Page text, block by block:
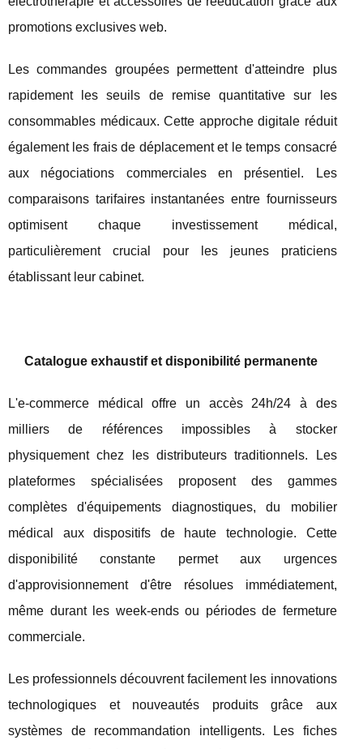
promotions exclusives web.
Les commandes groupées permettent d'atteindre plus
rapidement les seuils de remise quantitative sur les
consommables médicaux. Cette approche digitale réduit
également les frais de déplacement et le temps consacré
aux négociations commerciales en présentiel. Les
comparaisons tarifaires instantanées entre fournisseurs
optimisent chaque investissement médical,
particulièrement crucial pour les jeunes praticiens
établissant leur cabinet.
Catalogue exhaustif et disponibilité permanente
L'e-commerce médical offre un accès 24h/24 à des
milliers de références impossibles à stocker
physiquement chez les distributeurs traditionnels. Les
plateformes spécialisées proposent des gammes
complètes d'équipements diagnostiques, du mobilier
médical aux dispositifs de haute technologie. Cette
disponibilité constante permet aux urgences
d'approvisionnement d'être résolues immédiatement,
même durant les week-ends ou périodes de fermeture
commerciale.
Les professionnels découvrent facilement les innovations
technologiques et nouveautés produits grâce aux
systèmes de recommandation intelligents. Les fiches